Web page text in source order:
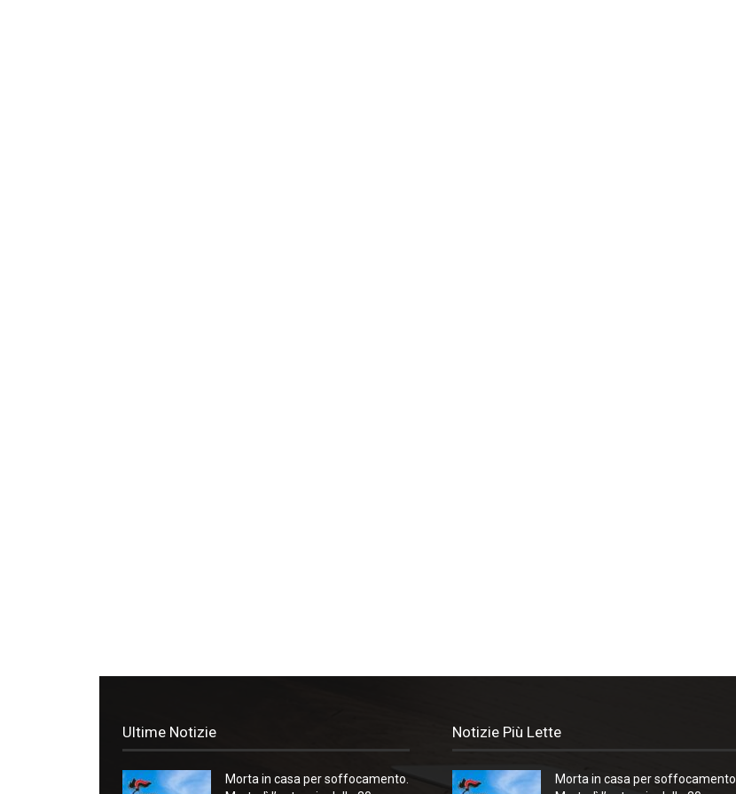
Ultime Notizie
Morta in casa per soffocamento.
Notizie Più Lette
Morta in casa per soffocamento.